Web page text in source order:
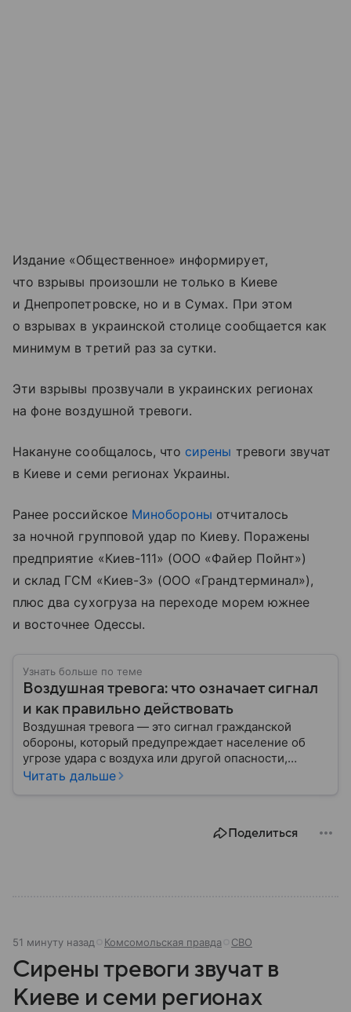
Издание «Общественное» информирует,
что взрывы произошли не только в Киеве
и Днепропетровске, но и в Сумах. При этом
о взрывах в украинской столице сообщается как
минимум в третий раз за сутки.
Эти взрывы прозвучали в украинских регионах
на фоне воздушной тревоги.
Накануне сообщалось, что сирены тревоги звучат
в Киеве и семи регионах Украины.
Ранее российское Минобороны отчиталось
за ночной групповой удар по Киеву. Поражены
предприятие «Киев-111» (ООО «Файер Пойнт»)
и склад ГСМ «Киев-3» (ООО «Грандтерминал»),
плюс два сухогруза на переходе морем южнее
и восточнее Одессы.
Узнать больше по теме
Воздушная тревога: что означает сигнал
и как правильно действовать
Воздушная тревога — это сигнал гражданской
обороны, который предупреждает население об
угрозе удара с воздуха или другой опасности,
требующей немедленного укрытия. В последние
объявления. В материале рассказываем, что
Читать дальше
Поделиться
51 минуту назад Комсомольская правда СВО
Сирены тревоги звучат в
Киеве и семи регионах